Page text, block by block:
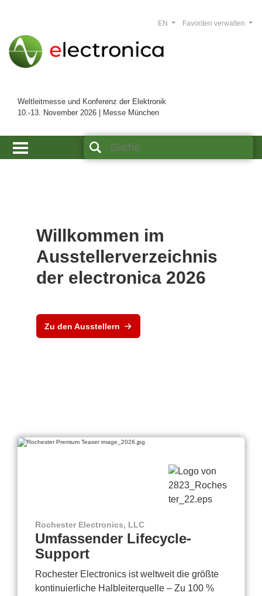
Weltleitmesse und Konferenz der Elektronik
10.-13. November 2026 | Messe München
Favoriten verwalten
EN
Willkommen im
Ausstellerverzeichnis
der electronica 2026
Zu den Ausstellern
Rochester Electronics, LLC
Umfassender Lifecycle-
Support
Rochester Electronics ist weltweit die größte
kontinuierliche Halbleiterquelle – Zu 100 %